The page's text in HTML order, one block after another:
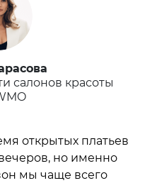
салонов красоты
открытых платьев
но именно
мы чаще всего